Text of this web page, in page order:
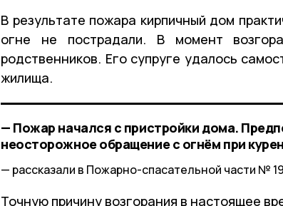
В результате пожара кирпичный дом
огне не пострадали. В момент
родственников. Его супруге удалось
жилища.
— Пожар начался с пристройки дома.
неосторожное обращение с огнём при
рассказали в Пожарно-спасательной части №
Точную причину возгорания в настоящее